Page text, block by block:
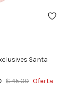
Santa
Precio normal
$ 45.00 Oferta